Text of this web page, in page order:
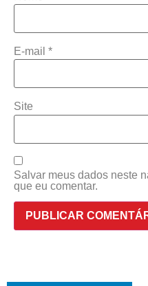
E-mail *
Site
Salvar meus dados neste
que eu comentar.